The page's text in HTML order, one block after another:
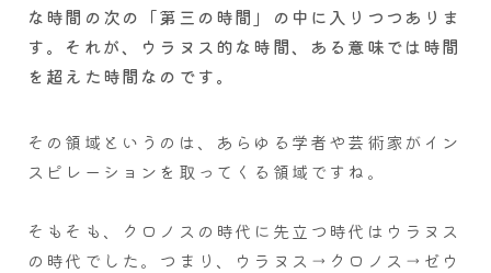
な時間の次の「第三の時間」の中に入りつつありま
す。それが、ウラヌス的な時間、ある意味では時間
を超えた時間なのです。
その領域というのは、あらゆる学者や芸術家がイン
スピレーションを取ってくる領域ですね。
そもそも、クロノスの時代に先立つ時代はウラヌス
の時代でした。つまり、ウラヌス→クロノス→ゼウ